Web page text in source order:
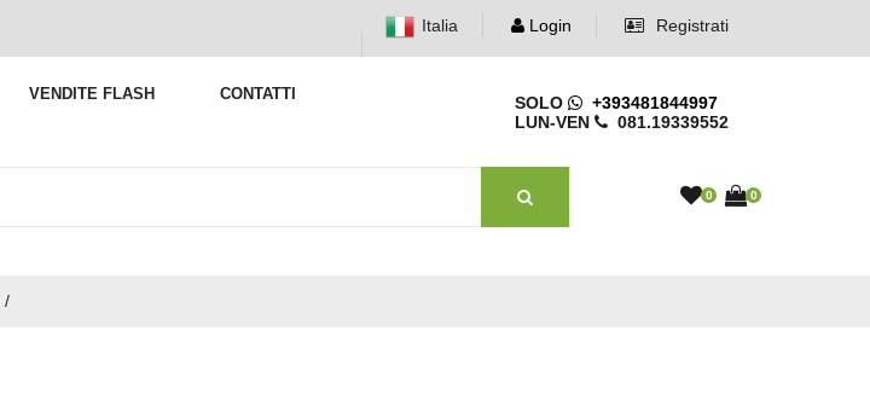
Italia Login Registrati
VENDITE FLASH CONTATTI SOLO
+393481844997
LUN-VEN
081.19339552
0 0
/